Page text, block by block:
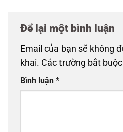
Để lại một bình luận
Email của bạn sẽ không
khai. Các trường bắt
Bình luận *